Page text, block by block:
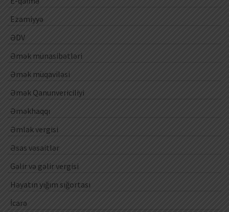
Ezamiyyə
ƏDV
Əmək münasibətləri
Əmək müqaviləsi
Əmək Qanunvericiliyi
Əməkhaqqı
Əmlak vergisi
Əsas vəsaitlər
Gəlir və gəlir vergisi
Həyatın yığım sığortası
İcarə